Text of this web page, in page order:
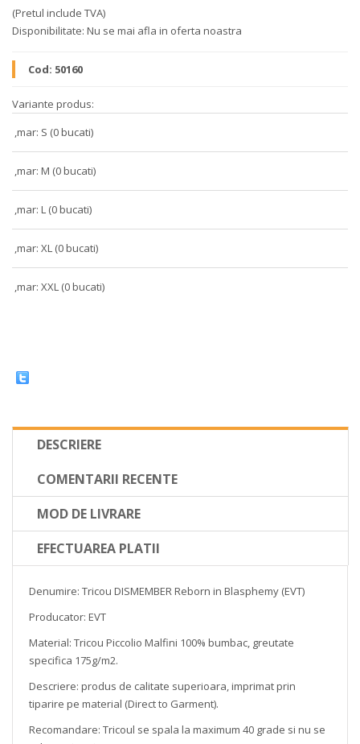
(Pretul include TVA)
Disponibilitate: Nu se mai afla in oferta noastra
Cod: 50160
Variante produs:
,mar: S (0 bucati)
,mar: M (0 bucati)
,mar: L (0 bucati)
,mar: XL (0 bucati)
,mar: XXL (0 bucati)
DESCRIERE
COMENTARII RECENTE
MOD DE LIVRARE
EFECTUAREA PLATII
Denumire: Tricou DISMEMBER Reborn in Blasphemy (EVT)
Producator: EVT
Material: Tricou Piccolio Malfini 100% bumbac, greutate
specifica 175g/m2.
Descriere: produs de calitate superioara, imprimat prin
tiparire pe material (Direct to Garment).
Recomandare: Tricoul se spala la maximum 40 grade si nu se